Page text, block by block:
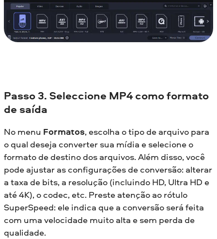
Passo 3. Seleccione MP4 como formato
de saída
No menu Formatos, escolha o tipo de arquivo para
o qual deseja converter sua mídia e selecione o
formato de destino dos arquivos. Além disso, você
pode ajustar as configurações de conversão: alterar
a taxa de bits, a resolução (incluindo HD, Ultra HD e
até 4K), o codec, etc. Preste atenção ao rótulo
SuperSpeed: ele indica que a conversão será feita
com uma velocidade muito alta e sem perda de
qualidade.